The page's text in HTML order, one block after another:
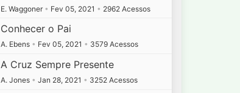
E. Waggoner • Fev 05, 2021 • 2962 Acessos
Conhecer o Pai
A. Ebens • Fev 05, 2021 • 3579 Acessos
A Cruz Sempre Presente
A. Jones • Jan 28, 2021 • 3252 Acessos